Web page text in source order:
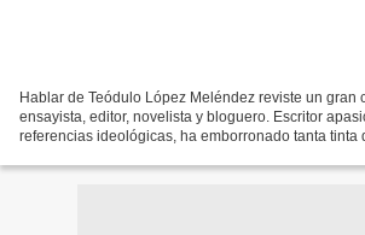
Hablar de Teódulo López Meléndez reviste un gran
ensayista, editor, novelista y bloguero. Escritor
referencias ideológicas, ha emborronado tanta tinta